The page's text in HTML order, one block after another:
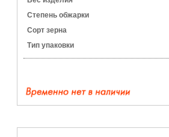
Степень обжарки
Сорт зерна
Тип упаковки